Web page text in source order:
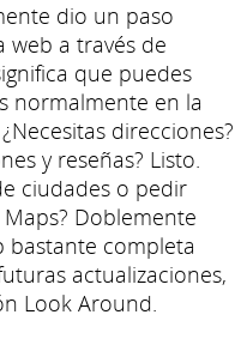
dio un paso
web a través de
que puedes
normalmente en la
direcciones?
y reseñas? Listo.
ciudades o pedir
Doblemente
bastante completa
actualizaciones,
Look Around.